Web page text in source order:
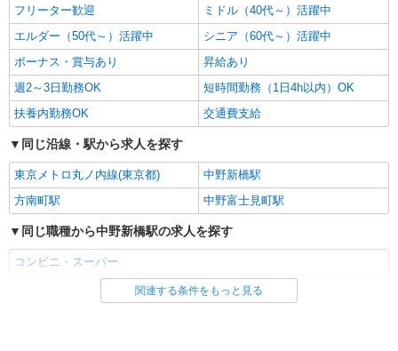
フリーター歓迎
ミドル（40代～）活躍中
エルダー（50代～）活躍中
シニア（60代～）活躍中
ボーナス・賞与あり
昇給あり
週2～3日勤務OK
短時間勤務（1日4h以内）OK
扶養内勤務OK
交通費支給
同じ沿線・駅から求人を探す
東京メトロ丸ノ内線(東京都)
中野新橋駅
方南町駅
中野富士見町駅
同じ職種から中野新橋駅の求人を探す
コンビニ・スーパー
同じ雇用形態から中野新橋駅の求人を探す
関連する条件をもっと見る